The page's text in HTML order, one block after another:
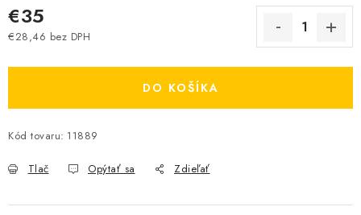
€35
€28,46 bez DPH
DO KOŠÍKA
Kód tovaru: 11889
Tlač Opýtať sa Zdieľať